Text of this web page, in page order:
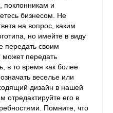
поклонникам и
бизнесом. Не
на вопрос, каким
но имейте в виду
передать своим
передать
в то время как более
веселье или
дизайн в нашей
отредактируйте его в
Помните, что